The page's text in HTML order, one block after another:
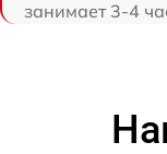
занимает 3-4